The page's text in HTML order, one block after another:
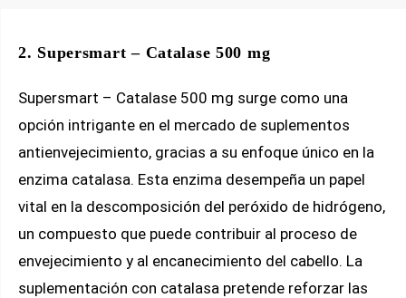
2. Supersmart – Catalase 500 mg
Supersmart – Catalase 500 mg surge como una
opción intrigante en el mercado de suplementos
antienvejecimiento, gracias a su enfoque único en la
enzima catalasa. Esta enzima desempeña un papel
vital en la descomposición del peróxido de hidrógeno,
un compuesto que puede contribuir al proceso de
envejecimiento y al encanecimiento del cabello. La
suplementación con catalasa pretende reforzar las